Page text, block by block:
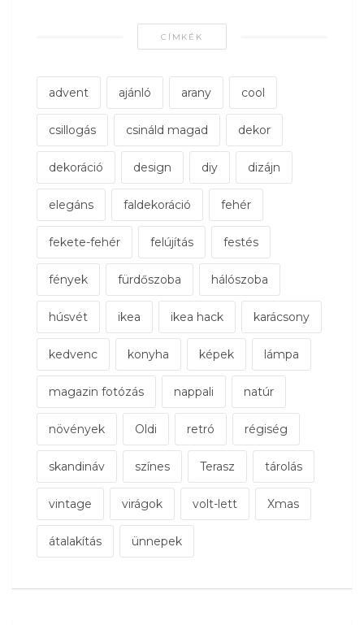
CÍMKÉK
advent ajánló arany cool
csillogás csináld magad dekor
dekoráció design diy dizájn
elegáns faldekoráció fehér
fekete-fehér felújítás festés
fények fürdőszoba hálószoba
húsvét ikea ikea hack karácsony
kedvenc konyha képek lámpa
magazin fotózás nappali natúr
növények Oldi retró régiség
skandináv színes Terasz tárolás
vintage virágok volt-lett Xmas
átalakítás ünnepek